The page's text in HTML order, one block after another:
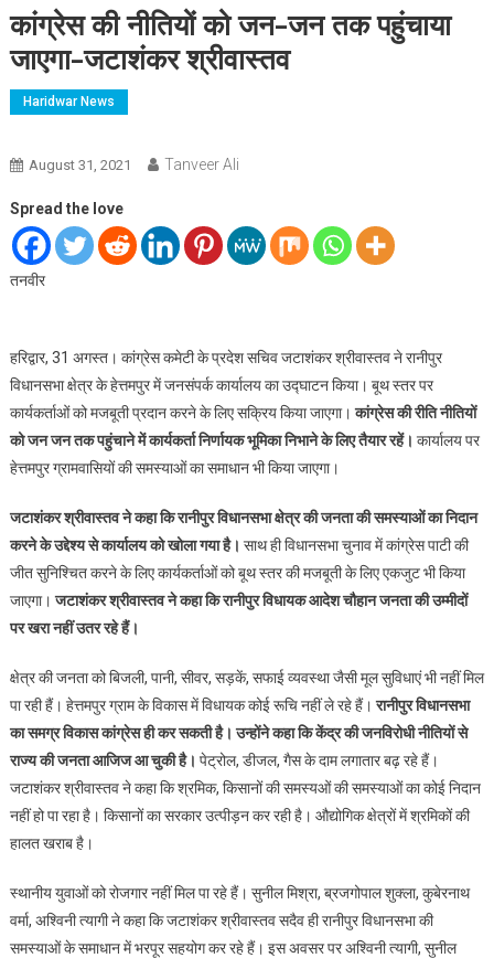
कांग्रेस की नीतियों को जन-जन तक पहुंचाया
जाएगा-जटाशंकर श्रीवास्तव
Haridwar News
August 31, 2021 Tanveer Ali
Spread the love
तनवीर
हरिद्वार, 31 अगस्त। कांग्रेस कमेटी के प्रदेश सचिव जटाशंकर श्रीवास्तव ने रानीपुर
विधानसभा क्षेत्र के हेत्तमपुर में जनसंपर्क कार्यालय का उद्घाटन किया। बूथ स्तर पर
कार्यकर्ताओं को मजबूती प्रदान करने के लिए सक्रिय किया जाएगा।कांग्रेस की रीति नीतियों
को जन जन तक पहुंचाने में कार्यकर्ता निर्णायक भूमिका निभाने के लिए तैयार रहें। कार्यालय पर
हेत्तमपुर ग्रामवासियों की समस्याओं का समाधान भी किया जाएगा।
जटाशंकर श्रीवास्तव ने कहा कि रानीपुर विधानसभा क्षेत्र की जनता की समस्याओं का निदान
करने के उद्देश्य से कार्यालय को खोला गया है। साथ ही विधानसभा चुनाव में कांग्रेस पाटी की
जीत सुनिश्चित करने के लिए कार्यकर्ताओं को बूथ स्तर की मजबूती के लिए एकजुट भी किया
जाएगा।जटाशंकर श्रीवास्तव ने कहा कि रानीपुर विधायक आदेश चौहान जनता की उम्मीदों
पर खरा नहीं उतर रहे हैं।
क्षेत्र की जनता को बिजली, पानी, सीवर, सड़कें, सफाई व्यवस्था जैसी मूल सुविधाएं भी नहीं मिल
पा रही हैं। हेत्तमपुर ग्राम के विकास में विधायक कोई रूचि नहीं ले रहे हैं।रानीपुर विधानसभा
का समग्र विकास कांग्रेस ही कर सकती है। उन्होंने कहा कि केंद्र की जनविरोधी नीतियों से
राज्य की जनता आजिज आ चुकी है। पेट्रोल, डीजल, गैस के दाम लगातार बढ़ रहे हैं।
जटाशंकर श्रीवास्तव ने कहा कि श्रमिक, किसानों की समस्यओं की समस्याओं का कोई निदान
नहीं हो पा रहा है। किसानों का सरकार उत्पीड़न कर रही है। औद्योगिक क्षेत्रों में श्रमिकों की
हालत खराब है।
स्थानीय युवाओं को रोजगार नहीं मिल पा रहे हैं। सुनील मिश्रा, ब्रजगोपाल शुक्ला, कुबेरनाथ
वर्मा, अश्विनी त्यागी ने कहा कि जटाशंकर श्रीवास्तव सदैव ही रानीपुर विधानसभा की
समस्याओं के समाधान में भरपूर सहयोग कर रहे हैं। इस अवसर पर अश्विनी त्यागी, सुनील